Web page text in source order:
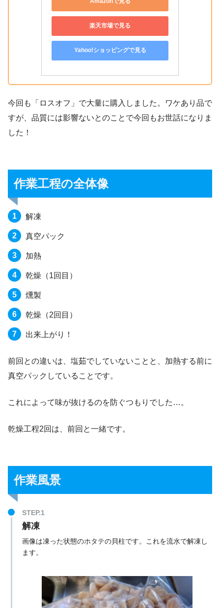
楽天市場で見る
Yahoo!ショッピングで見る
今回も「ロスオフ」で大量に購入しました。ワケあり品で
すが、品質には影響ないとのことで今回もお世話になりま
した！
作業工程の全体像
解凍
真空パック
加熱
乾燥（1回目）
燻製
乾燥（2回目）
出来上がり！
前回との違いは、塩茹でしていないことと、加熱する前に
真空パックしていることです。
これによって味が抜けるのを防ぐつもりでした…。
乾燥工程2回は、前回と一緒です。
作業風景
解凍
画像は凍った状態のホタテの貝柱です。これを流水で解凍し
ます。